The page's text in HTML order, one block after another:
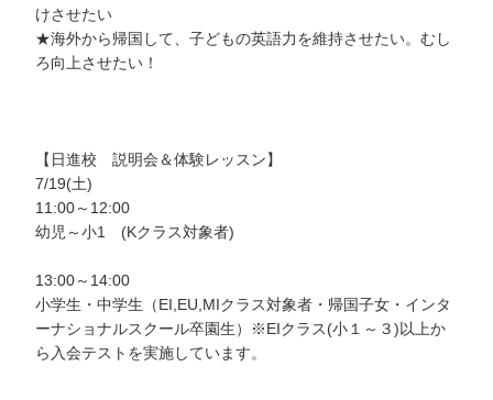
けさせたい
★海外から帰国して、子どもの英語力を維持させたい。むし
ろ向上させたい！
【日進校 説明会＆体験レッスン】
7/19(土)
11:00～12:00
幼児～小1 (Kクラス対象者)
13:00～14:00
小学生・中学生（EI,EU,MIクラス対象者・帰国子女・インタ
ーナショナルスクール卒園生）※EIクラス(小１～３)以上か
ら入会テストを実施しています。